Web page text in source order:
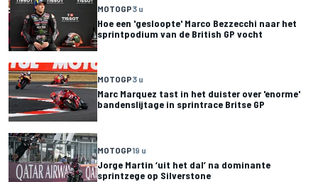
MOTOGP3 u
Hoe een 'gesloopte' Marco Bezzecchi naar het
sprintpodium van de British GP vocht
MOTOGP3 u
Marc Marquez tast in het duister over 'enorme'
bandenslijtage in sprintrace Britse GP
MOTOGP19 u
Jorge Martin ‘uit het dal’ na dominante
sprintzege op Silverstone